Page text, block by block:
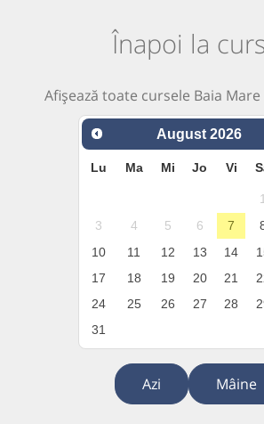
Înapoi la
Afișează toate cursele Baia Mare
August 2026
Lu Ma Mi Jo Vi
1
3
4 5 6 7
10
11 12 13 14
17
18 19 20 21
24
25 26 27 28
31
Azi Mâine